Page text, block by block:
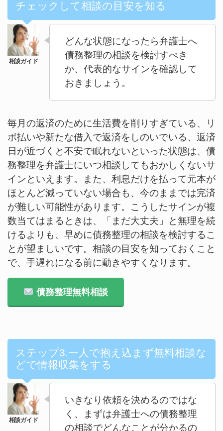
チェックして相談の目安を知る
どんな状態になったら弁護士へ
債務整理の相談を検討すべき
か、代表的なサインを確認して
おきましょう。
毎月の返済のために生活費を削りすぎている、リ
ボ払いや新たな借入で返済をしのいでいる、返済
日が近づくと不安で眠れないといった状態は、債
務整理を弁護士にいつ相談してもおかしくないサ
インといえます。また、利息だけを払って元本が
ほとんど減っていない場合も、今のままでは完済
が難しい可能性があります。こうしたサインが複
数当てはまるときは、「まだ大丈夫」と無理を続
けるよりも、早めに債務整理の相談を検討するこ
とが望ましいです。相談の目安を知っておくこと
で、手遅れになる前に動きやすくなります。
債務整理無料相談
ステップ3.一人で抱え込まず無料相談な
どで情報収集をする
いきなり依頼を決めるのではな
く、まずは弁護士への債務整理
の相談でどんなことが分かるの